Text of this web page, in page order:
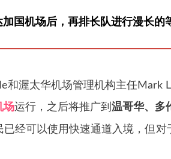
国机场后，再排长队进行漫长的
和渥太华机场管理机构主任Mark
场运行，之后将推广到 温哥华、多
经可以使用快速通道入境，但